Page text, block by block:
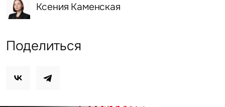
Ксения Каменская
Поделиться